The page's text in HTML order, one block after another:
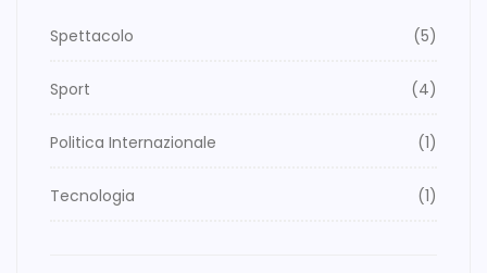
Spettacolo (5)
Sport (4)
Politica Internazionale (1)
Tecnologia (1)